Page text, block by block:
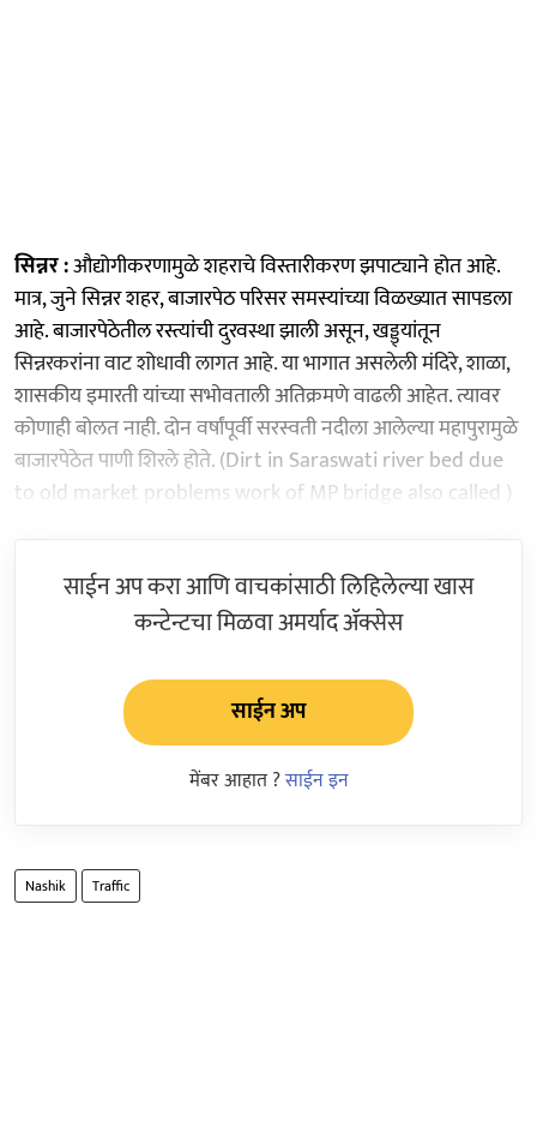
सिन्नर :औद्योगीकरणामुळे शहराचे विस्तारीकरण झपाट्याने होत आहे.
मात्र, जुने सिन्नर शहर, बाजारपेठ परिसर समस्यांच्या विळख्यात सापडला
आहे. बाजारपेठेतील रस्त्यांची दुरवस्था झाली असून, खड्ड्यांतून
सिन्नरकरांना वाट शोधावी लागत आहे. या भागात असलेली मंदिरे, शाळा,
शासकीय इमारती यांच्या सभोवताली अतिक्रमणे वाढली आहेत. त्यावर
कोणाही बोलत नाही. दोन वर्षांपूर्वी सरस्वती नदीला आलेल्या महापुरामुळे
बाजारपेठेत पाणी शिरले होते. (Dirt in Saraswati river bed due
to old market problems work of MP bridge also called )
साईन अप करा आणि वाचकांसाठी लिहिलेल्या खास
कन्टेन्टचा मिळवा अमर्याद ॲक्सेस
साईन अप
मेंबर आहात ?साईन इन
Nashik Traffic